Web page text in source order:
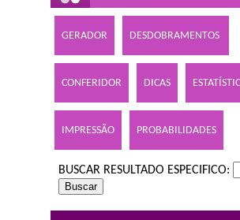
GERADOR DESDOBRAMENTOS
CONFERIDOR DICAS
IMPRESSÃO PROBABILIDADES
BUSCAR RESULTADO ESPECIFICO: